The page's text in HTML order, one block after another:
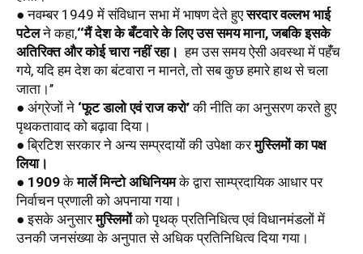
● नवम्बर 1949 में संविधान सभा में भाषण देते हुए सरदार वल्लभ भाई
पटेल ने कहा,‘‘मैं देश के बँटवारे के लिए उस समय माना, जबकि इसके
अतिरिक्त और कोई चारा नहीं रहा। हम उस समय ऐसी अवस्था में पहँंच
गये, यदि हम देश का बंटवारा न मानते, तो सब कुछ हमारे हाथ से चला
जाता।’’
● अंग्रेजों ने ‘फूट डालो एवं राज करो’ की नीति का अनुसरण करते हुए
पृथकतावाद को बढ़ावा दिया।
● ब्रिटिश सरकार ने अन्य सम्प्रदायों की उपेक्षा कर मुस्लिमों का पक्ष
लिया।
● 1909 के मार्ले मिन्टो अधिनियम के द्वारा साम्प्रदायिक आधार पर
निर्वाचन प्रणाली को अपनाया गया।
● इसके अनुसार मुस्लिमों को पृथक् प्रतिनिधित्व एवं विधानमंडलों में
उनकी जनसंख्या के अनुपात से अधिक प्रतिनिधित्व दिया गया।